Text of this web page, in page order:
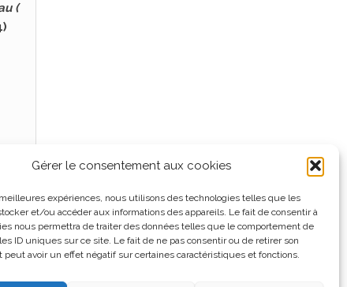
Gérer le consentement aux cookies
expériences, nous utilisons des technologies telles que les
et/ou accéder aux informations des appareils. Le fait de consentir à
nous permettra de traiter des données telles que le comportement de
ID uniques sur ce site. Le fait de ne pas consentir ou de retirer son
peut avoir un effet négatif sur certaines caractéristiques et fonctions.
(